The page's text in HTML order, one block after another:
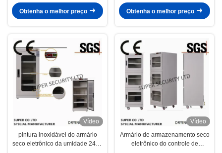
Obtenha o melhor preço
emiconductor IC empacota BGA
PGA, PWB SMT PBGA de IC
Obtenha o melhor preço
Vídeo
pintura inoxidável do armário
seco eletrônico da umidade 240L
Vídeo
Armário de armazenamento seco
eletrônico do controle de